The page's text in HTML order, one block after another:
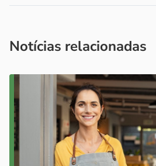
Notícias relacionadas